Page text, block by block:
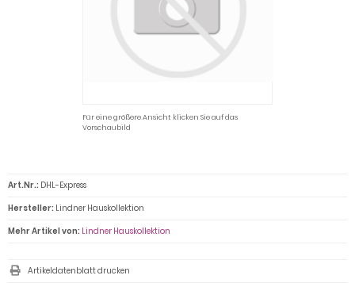
Für eine größere Ansicht klicken Sie auf das
Vorschaubild
Art.Nr.: DHL-Express
Hersteller: Lindner Hauskollektion
Mehr Artikel von: Lindner Hauskollektion
Artikeldatenblatt drucken